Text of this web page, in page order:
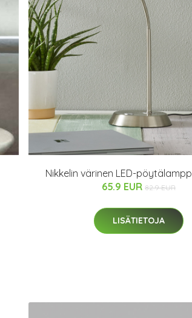
Nikkelin värinen LED-
65.9 EUR 82.9 EUR
LISÄTIETOJA